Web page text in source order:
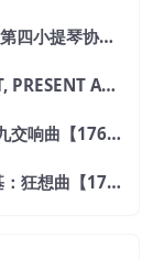
Jascha Heifetz – 海菲兹／莫扎特：第四小提琴协奏曲，第五小提琴协奏曲《土耳其》／维瓦尔第：小提琴与大提琴协奏曲，RV 547【192kHz／24bit】
Michael Jackson – HIStory – PAST, PRESENT AND FUTURE – BOOK I【96kHz／24bit】
Fritz Reiner – 莱纳／德沃夏克：第九交响曲【176.4kHz／24bit】
Leopold Stokowski – 史托考夫斯基：狂想曲【176.4kHz／24bit】